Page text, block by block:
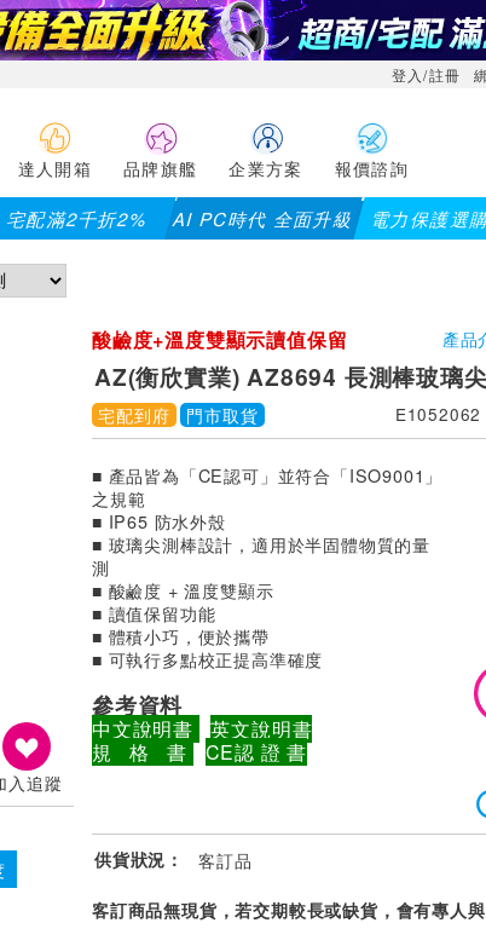
登入/註冊
達人開箱 品牌旗艦 企業方案 報價諮詢
宅配滿2千折2% AI PC時代 全面升級 電力保護選
折200...) 儀錶指定款單筆滿8000折200 (最高可折
入追蹤
酸鹼度+溫度雙顯示讀值保留 產品
AZ(衡欣實業) AZ8694 長測棒玻璃
宅配到府 門市取貨 E1052062
■ 產品皆為「CE認可」並符合「ISO9001」
之規範
■ IP65 防水外殼
■ 玻璃尖測棒設計，適用於半固體物質的量
測
■ 酸鹼度 + 溫度雙顯示
■ 讀值保留功能
■ 體積小巧，便於攜帶
■ 可執行多點校正提高準確度
參考資料
中文說明書
英文說明書
規 格 書
CE認 證 書
供貨狀況： 客訂品
客訂商品無現貨，若交期較長或缺貨，會有專人